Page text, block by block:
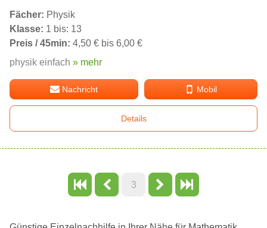
Fächer: Physik
Klasse: 1 bis: 13
Preis / 45min: 4,50 € bis 6,00 €
physik einfach » mehr
Nachricht Mobil
Details
3